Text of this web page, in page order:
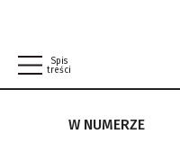
Spis
treści
W NUMERZE
W NUMERZE